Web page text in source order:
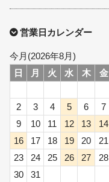
営業日カレンダー
今月(2026年8月)
日
月 火 水 木 金
2
3 4 5 6 7
9
10 11 12 13 14
16
17 18 19 20 21
23
24 25 26 27 28
30
31